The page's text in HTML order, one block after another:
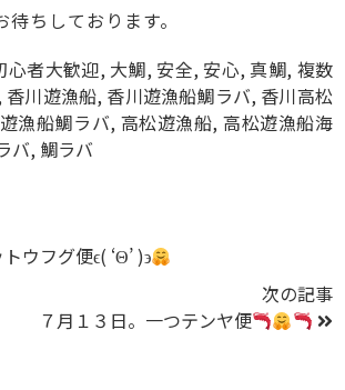
ちしております。
心者大歓迎, 大鯛, 安全, 安心, 真鯛, 複数
香川遊漁船, 香川遊漁船鯛ラバ, 香川高松
漁船鯛ラバ, 高松遊漁船,高松遊漁船海
バ, 鯛ラバ
ウフグ便ϵ( ‘Θ’ )϶
次の記事
７月１３日。一つテンヤ便